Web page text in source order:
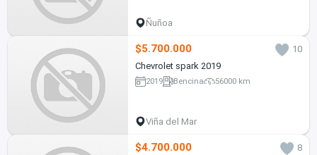
Ñuñoa
$5.700.000
10
Chevrolet spark 2019
2019 Bencina 56000 km
Viña del Mar
$4.700.000
8